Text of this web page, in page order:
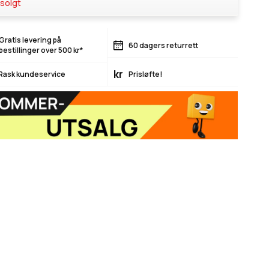
levering på
over 500 kr*
60 dagers returrett
kundeservice kr Prisløfte!